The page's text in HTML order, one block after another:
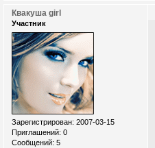
Квакуша girl
Участник
Зарегистрирован: 2007-03-15
Приглашений: 0
Сообщений: 5